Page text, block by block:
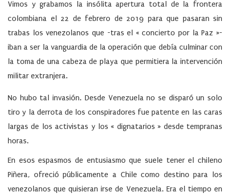
Vimos y grabamos la insólita apertura total de la frontera
colombiana el 22 de febrero de 2019 para que pasaran sin
trabas los venezolanos que -tras el « concierto por la Paz »-
iban a ser la vanguardia de la operación que debía culminar con
la toma de una cabeza de playa que permitiera la intervención
militar extranjera.
No hubo tal invasión. Desde Venezuela no se disparó un solo
tiro y la derrota de los conspiradores fue patente en las caras
largas de los activistas y los « dignatarios » desde tempranas
horas.
En esos espasmos de entusiasmo que suele tener el chileno
Piñera, ofreció públicamente a Chile como destino para los
venezolanos que quisieran irse de Venezuela. Era el tiempo en